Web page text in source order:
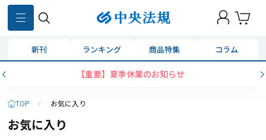
新刊 ランキング 商品特集 コラム
【重要】夏季休業のお知らせ
TOP > お気に入り
お気に入り